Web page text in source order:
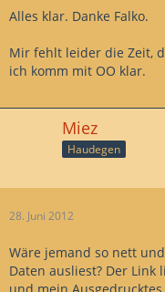
Alles klar. Danke Falko.
Mir fehlt leider die Zeit,
ich komm mit OO klar.
Miez
Haudegen
28. Juni 2012
Wäre jemand so nett
Daten ausliest? Der Link